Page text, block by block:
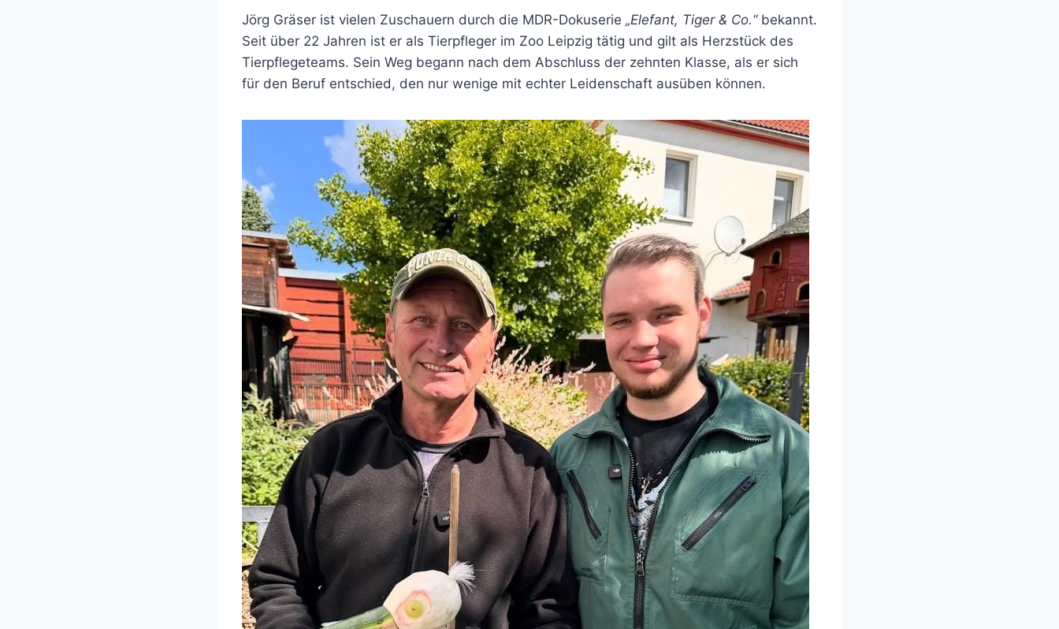
Jörg Gräser ist vielen Zuschauern durch die MDR-Dokuserie „Elefant, Tiger & Co.“bekannt.
Seit über 22 Jahren ist er als Tierpfleger im Zoo Leipzig tätig und gilt als Herzstück des
Tierpflegeteams. Sein Weg begann nach dem Abschluss der zehnten Klasse, als er sich
für den Beruf entschied, den nur wenige mit echter Leidenschaft ausüben können.